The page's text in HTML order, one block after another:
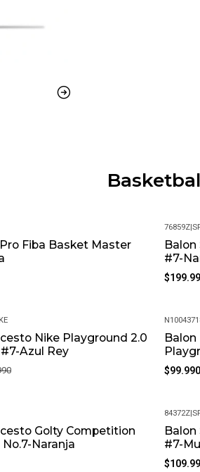
Fiba Basket Master
-18%
76859Z|
#7-
Nike Playground 2.0
Azul Rey
-39%
Golty Competition
Naranja
-19%
84372Z|
#7-